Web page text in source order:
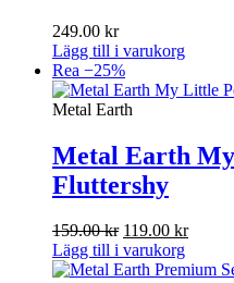
249.00 kr
Lägg till i varukorg
Rea −25%
Metal Earth
Metal Earth
Fluttershy
159.00kr Det
ursprungliga
priset
119.00 krDet
priset
Lägg till i varukorg